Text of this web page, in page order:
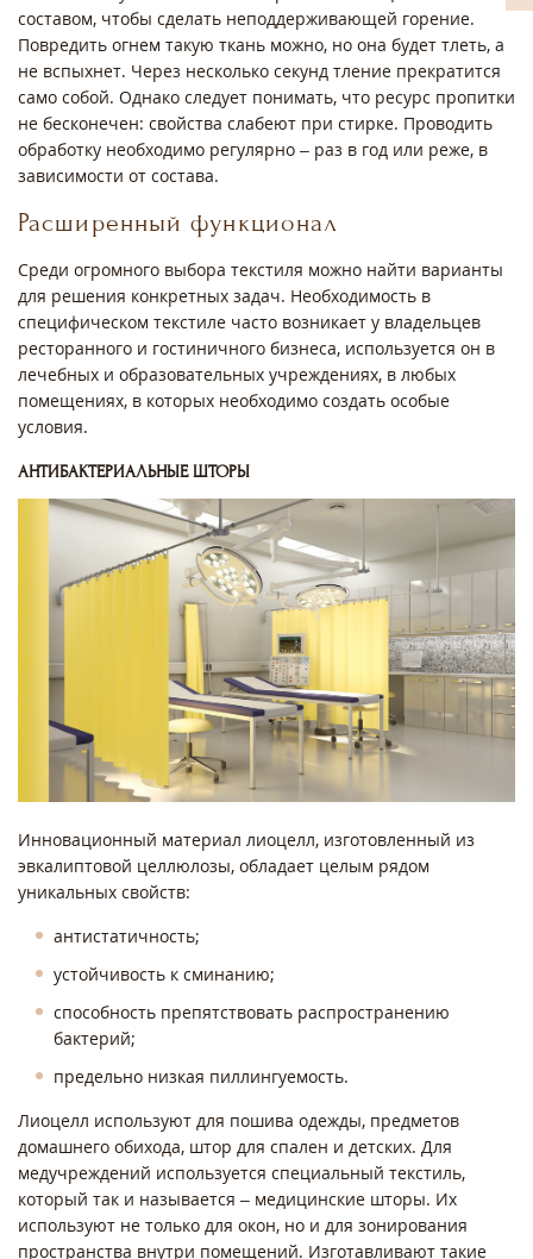
составом, чтобы сделать неподдерживающей горение.
Повредить огнем такую ткань можно, но она будет тлеть, а
не вспыхнет. Через несколько секунд тление прекратится
само собой. Однако следует понимать, что ресурс пропитки
не бесконечен: свойства слабеют при стирке. Проводить
обработку необходимо регулярно – раз в год или реже, в
зависимости от состава.
Расширенный функционал
Среди огромного выбора текстиля можно найти варианты
для решения конкретных задач. Необходимость в
специфическом текстиле часто возникает у владельцев
ресторанного и гостиничного бизнеса, используется он в
лечебных и образовательных учреждениях, в любых
помещениях, в которых необходимо создать особые
условия.
АНТИБАКТЕРИАЛЬНЫЕ ШТОРЫ
Инновационный материал лиоцелл, изготовленный из
эвкалиптовой целлюлозы, обладает целым рядом
уникальных свойств:
антистатичность;
устойчивость к сминанию;
способность препятствовать распространению
бактерий;
предельно низкая пиллингуемость.
Лиоцелл используют для пошива одежды, предметов
домашнего обихода, штор для спален и детских. Для
медучреждений используется специальный текстиль,
который так и называется – медицинские шторы. Их
используют не только для окон, но и для зонирования
пространства внутри помещений. Изготавливают такие